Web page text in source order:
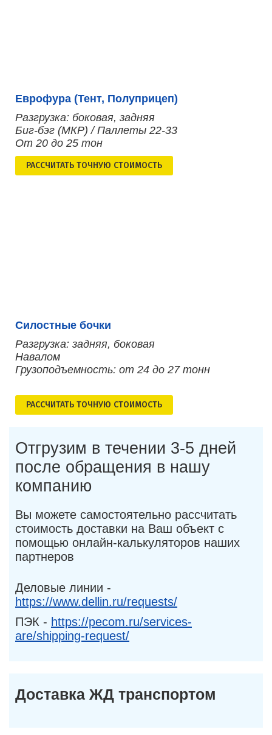
Еврофура (Тент, Полуприцеп)
Разгрузка: боковая, задняя
Биг-бэг (МКР) / Паллеты 22-33
От 20 до 25 тон
РАСCЧИТАТЬ ТОЧНУЮ СТОИМОСТЬ
Силостные бочки
Разгрузка: задняя, боковая
Навалом
Грузоподъемность: от 24 до 27 тонн
РАСCЧИТАТЬ ТОЧНУЮ СТОИМОСТЬ
Отгрузим в течении 3-5 дней
после обращения в нашу
компанию
Вы можете самостоятельно рассчитать
стоимость доставки на Ваш объект с
помощью онлайн-калькуляторов наших
партнеров
Деловые линии -
https://www.dellin.ru/requests/
ПЭК - https://pecom.ru/services-
are/shipping-request/
Доставка ЖД транспортом